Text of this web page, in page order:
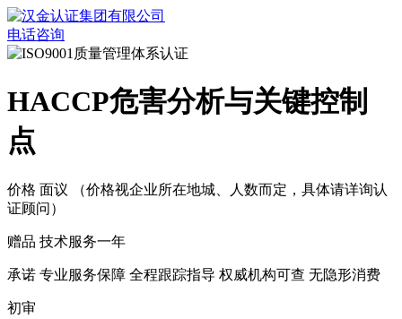
电话咨询
HACCP危害分析与关键控制
点
价格 面议
（价格视企业所在地城、人数而定，具体请详询认
证顾问）
赠品 技术服务一年
承诺 专业服务保障 全程跟踪指导 权威机构可查 无隐形消费
初审